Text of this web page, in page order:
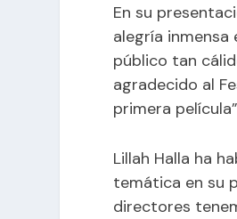
En su
alegría
público tan
agradecido al
primera
Lillah Halla ha
temática en su
directores